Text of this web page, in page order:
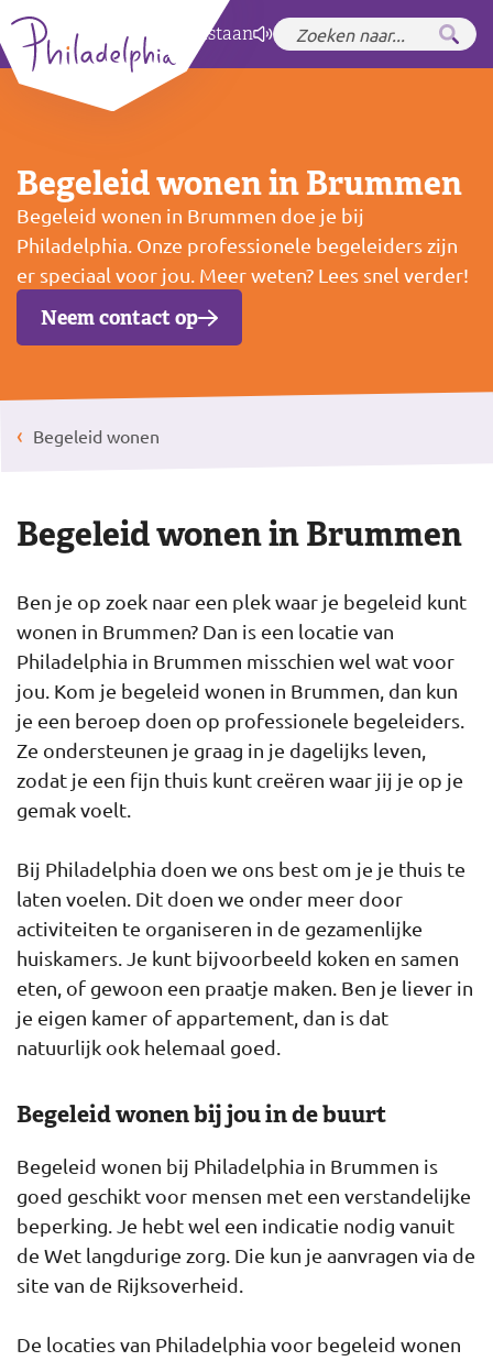
Zet hoog contrastaan
Begeleid wonen in Brummen
Begeleid wonen in Brummen doe je bij
Philadelphia. Onze professionele begeleiders zijn
er speciaal voor jou. Meer weten? Lees snel verder!
Neem contact op
Begeleid wonen
Begeleid wonen in Brummen
Ben je op zoek naar een plek waar je begeleid kunt
wonen in Brummen? Dan is een locatie van
Philadelphia in Brummen misschien wel wat voor
jou. Kom je begeleid wonen in Brummen, dan kun
je een beroep doen op professionele begeleiders.
Ze ondersteunen je graag in je dagelijks leven,
zodat je een fijn thuis kunt creëren waar jij je op je
gemak voelt.
Bij Philadelphia doen we ons best om je je thuis te
laten voelen. Dit doen we onder meer door
activiteiten te organiseren in de gezamenlijke
huiskamers. Je kunt bijvoorbeeld koken en samen
eten, of gewoon een praatje maken. Ben je liever in
je eigen kamer of appartement, dan is dat
natuurlijk ook helemaal goed.
Begeleid wonen bij jou in de buurt
Begeleid wonen bij Philadelphia in Brummen is
goed geschikt voor mensen met een verstandelijke
beperking. Je hebt wel een indicatie nodig vanuit
de Wet langdurige zorg. Die kun je aanvragen via de
site van de Rijksoverheid.
De locaties van Philadelphia voor begeleid wonen